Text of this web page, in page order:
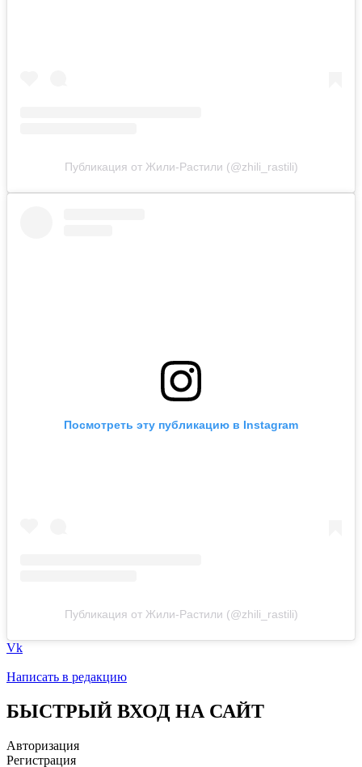
Публикация от Жили-Растили (@zhili_rastili)
Посмотреть эту публикацию в Instagram
Публикация от Жили-Растили (@zhili_rastili)
Vk
Написать в редакцию
БЫСТРЫЙ ВХОД НА САЙТ
Авторизация
Регистрация